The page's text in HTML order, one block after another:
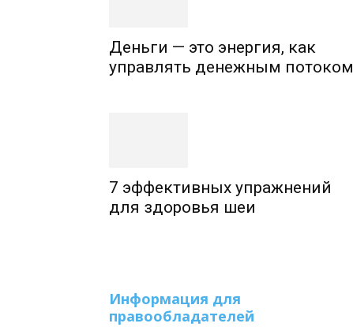
Деньги — это энергия, как
управлять денежным потоком
7 эффективных упражнений
для здоровья шеи
Информация для
правообладателей